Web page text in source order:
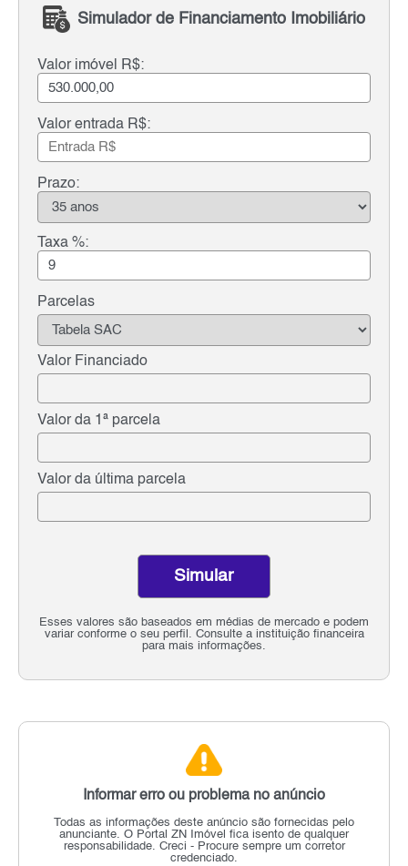
Simulador de Financiamento Imobiliário
Valor imóvel R$:
Valor entrada R$:
Prazo:
Taxa %:
Parcelas
Valor Financiado
Valor da 1ª parcela
Valor da última parcela
Esses valores são baseados em médias de mercado e podem
variar conforme o seu perfil. Consulte a instituição financeira
para mais informações.
Simular
Informar erro ou problema no anúncio
Todas as informações deste anúncio são fornecidas pelo
anunciante. O Portal ZN Imóvel fica isento de qualquer
responsabilidade. Creci - Procure sempre um corretor
credenciado.